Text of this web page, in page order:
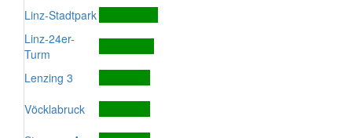
Linz-Stadtpark
Linz-24er-
Turm
Lenzing 3
Vöcklabruck